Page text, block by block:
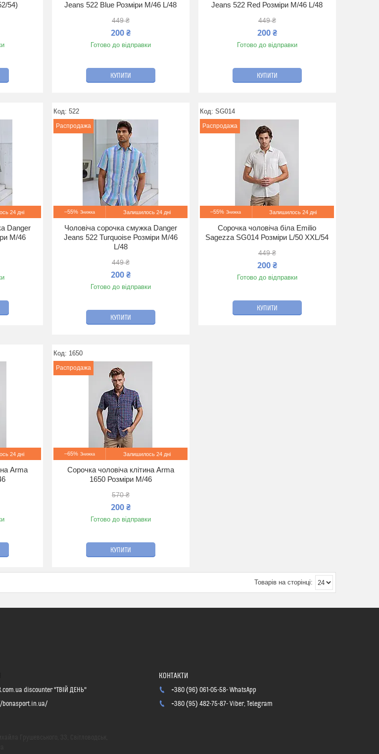
54)
Jeans 522 Blue Розміри M/46 L/48
449 ₴
200 ₴
Готово до відправки
КУПИТИ
Jeans 522 Red Розміри M/46 L/48
449 ₴
200 ₴
Готово до відправки
КУПИТИ
24 дні
Danger
M/46
522
Распродажа
–55% Залишилось 24 дні
Чоловіча сорочка смужка Danger
Jeans 522 Turquoise Розміри M/46
L/48
449 ₴
200 ₴
Готово до відправки
КУПИТИ
SG014
Распродажа
–55% Залишилось 24 дні
Сорочка чоловіча біла Emilio
Sagezza SG014 Розміри L/50 XXL/54
449 ₴
200 ₴
Готово до відправки
КУПИТИ
24 дні
Arma
1650
Распродажа
–65% Залишилось 24 дні
Сорочка чоловіча клітина Arma
1650 Розміри M/46
570 ₴
200 ₴
Готово до відправки
КУПИТИ
discounter "ТВІЙ ДЕНЬ"
bonasport.in.ua/
+380 (96) 061-05-58 WhatsApp
+380 (95) 482-75-87 Viber, Telegram